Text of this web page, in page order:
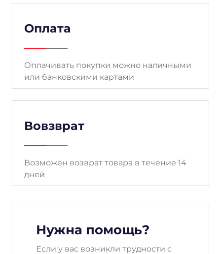
Оплата
Оплачивать покупки можно наличными
или банковскими картами
Вовзврат
Возможен возврат товара в течение 14
дней
Нужна помощь?
Если у вас возникли трудности с